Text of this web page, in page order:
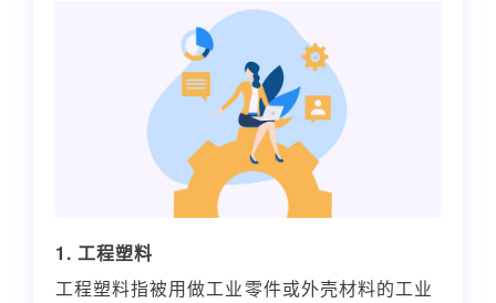
1. 工程塑料
工程塑料指被用做工业零件或外壳材料的工业